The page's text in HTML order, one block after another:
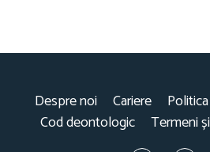
Despre noi Cariere
Cod deontologic
Termeni